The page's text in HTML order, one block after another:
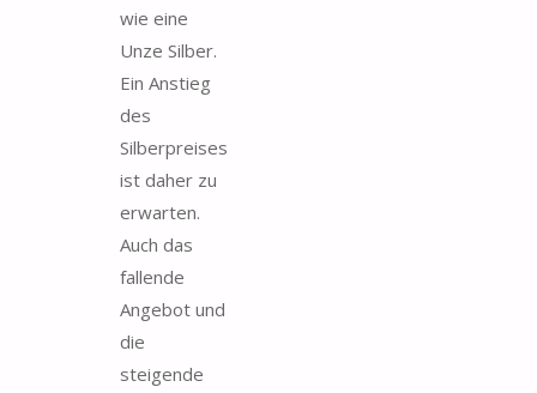
wie eine
Unze Silber.
Ein Anstieg
des
Silberpreises
ist daher zu
erwarten.
Auch das
fallende
Angebot und
die
steigende